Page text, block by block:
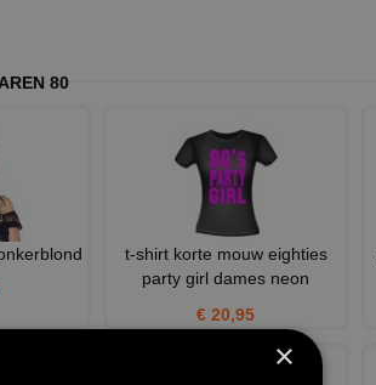
80
t-shirt korte mouw eighties
party girl dames neon
€ 20,95
×